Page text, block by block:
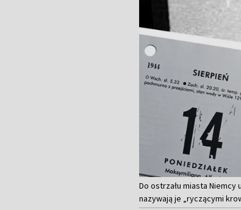
Do ostrzału miasta
nazywają je „ryczącymi